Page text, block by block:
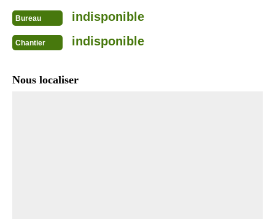
Bureau indisponible
Chantier indisponible
Nous localiser